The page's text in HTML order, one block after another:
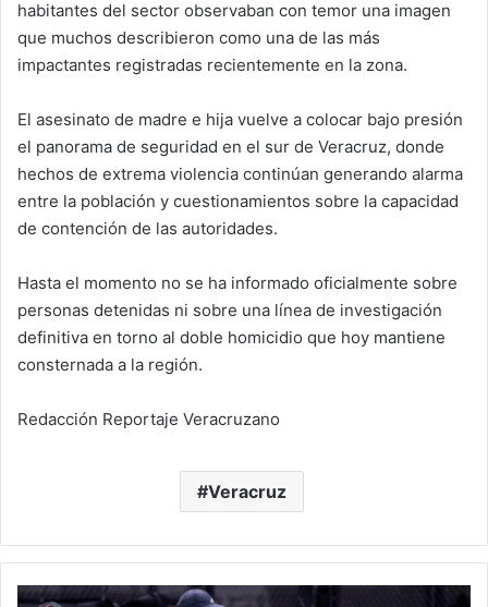
habitantes del sector observaban con temor una imagen
que muchos describieron como una de las más
impactantes registradas recientemente en la zona.
El asesinato de madre e hija vuelve a colocar bajo presión
el panorama de seguridad en el sur de Veracruz, donde
hechos de extrema violencia continúan generando alarma
entre la población y cuestionamientos sobre la capacidad
de contención de las autoridades.
Hasta el momento no se ha informado oficialmente sobre
personas detenidas ni sobre una línea de investigación
definitiva en torno al doble homicidio que hoy mantiene
consternada a la región.
Redacción Reportaje Veracruzano
Veracruz
De